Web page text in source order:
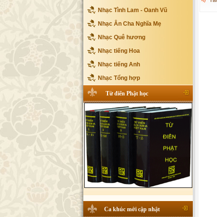
Nhạc Tình Lam - Oanh Vũ
Nhạc Ân Cha Nghĩa Mẹ
Nhạc Quê hương
Nhạc tiếng Hoa
Nhạc tiếng Anh
Nhạc Tổng hợp
Từ điển Phật học
Ca khúc mới cập nhật